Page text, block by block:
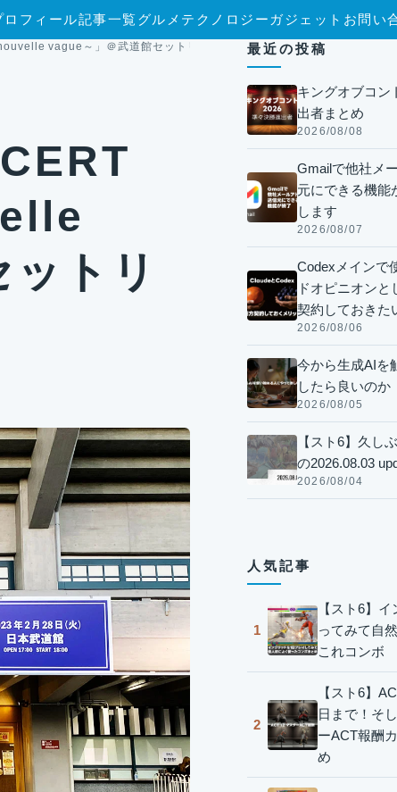
ロフィール記事一覧グルメ テクノロジー ガジェット お問い
vague～」＠武道館セットリストまとめ
トリ
最近の投稿
キングオブコン
出者まとめ
2026/08/08
Gmailで他社メ
元にできる機能
します
2026/08/07
Codexメインで
ドオピニオンと
契約しておきた
2026/08/06
今から生成AIを
したら良いのか
2026/08/05
【スト6】久し
の2026.08.03
2026/08/04
人気記事
1
【スト6】イ
ってみて自
これコンボ
2
【スト6】
日まで！そ
ーACT報酬
め